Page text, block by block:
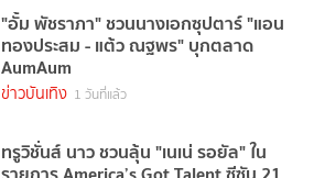
"อั้ม พัชราภา" ชวนนางเอกซุปตาร์ "แอน
ทองประสม - แต้ว ณฐพร" บุกตลาด
AumAum
ข่าวบันเทิง 1 วันที่แล้ว
ทรูวิชั่นส์ นาว ชวนลุ้น "เนเน่ รอยัล" ใน